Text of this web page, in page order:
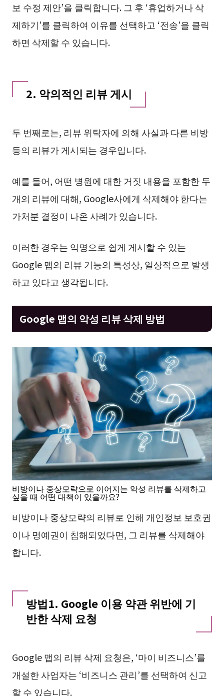
보 수정 제안’을 클릭합니다. 그 후 ‘휴업하거나 삭
제하기’를 클릭하여 이유를 선택하고 ‘전송’을 클릭
하면 삭제할 수 있습니다.
2. 악의적인 리뷰 게시
두 번째로는, 리뷰 위탁자에 의해 사실과 다른 비방
등의 리뷰가 게시되는 경우입니다.
예를 들어, 어떤 병원에 대한 거짓 내용을 포함한 두
개의 리뷰에 대해, Google사에게 삭제해야 한다는
가처분 결정이 나온 사례가 있습니다.
이러한 경우는 익명으로 쉽게 게시할 수 있는
Google 맵의 리뷰 기능의 특성상, 일상적으로 발생
하고 있다고 생각됩니다.
Google 맵의 악성 리뷰 삭제 방법
비방이나 중상모략으로 이어지는 악성 리뷰를 삭제하고
싶을 때 어떤 대책이 있을까요?
비방이나 중상모략의 리뷰로 인해 개인정보 보호권
이나 명예권이 침해되었다면, 그 리뷰를 삭제해야
합니다.
방법1. Google 이용 약관 위반에 기
반한 삭제 요청
Google 맵의 리뷰 삭제 요청은, ‘마이 비즈니스’를
개설한 사업자는 ‘비즈니스 관리’를 선택하여 신고
할 수 있습니다.